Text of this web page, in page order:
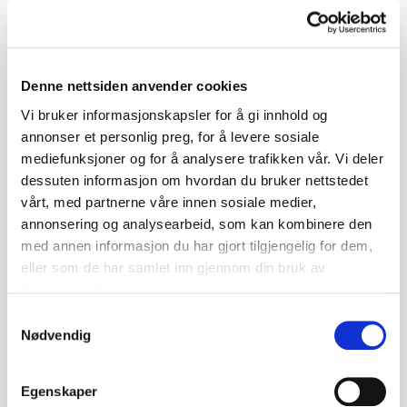
Denne nettsiden anvender cookies
Vi bruker informasjonskapsler for å gi innhold og
annonser et personlig preg, for å levere sosiale
mediefunksjoner og for å analysere trafikken vår. Vi deler
dessuten informasjon om hvordan du bruker nettstedet
vårt, med partnerne våre innen sosiale medier,
annonsering og analysearbeid, som kan kombinere den
med annen informasjon du har gjort tilgjengelig for dem,
eller som de har samlet inn gjennom din bruk av
Nødvendig
Egenskaper
Jeg syns Sandra Lillebø skriver vakkert, men med en
liker klare svar på alt hele tiden, men for deg som kan
nyte at ikke alt er besvart.
Fleire boktips